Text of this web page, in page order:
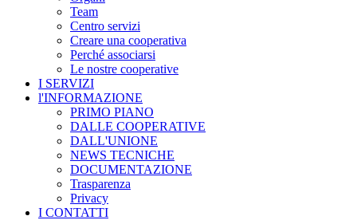
Team
Centro servizi
Creare una cooperativa
Perché associarsi
Le nostre cooperative
I SERVIZI
l'INFORMAZIONE
PRIMO PIANO
DALLE COOPERATIVE
DALL'UNIONE
NEWS TECNICHE
DOCUMENTAZIONE
Trasparenza
Privacy
I CONTATTI